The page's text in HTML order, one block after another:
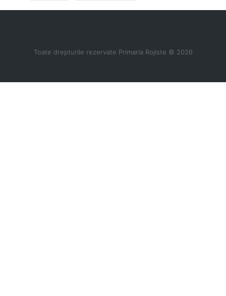
Toate drepturile rezervate Primaria Rojiste © 2026